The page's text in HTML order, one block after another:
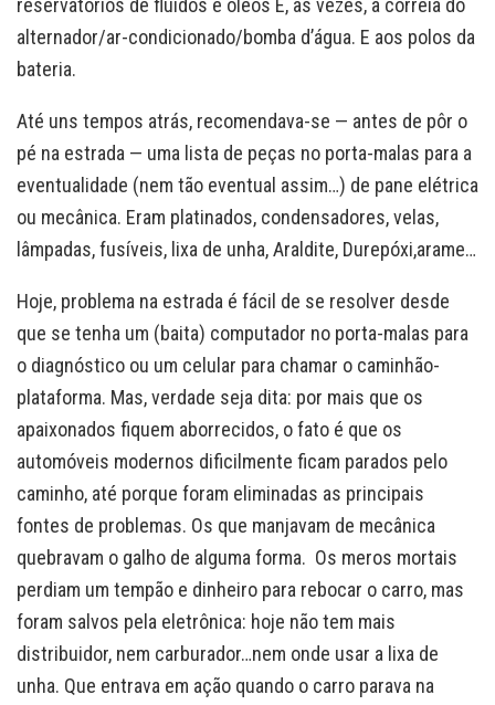
reservatórios de fluidos e óleos E, as vezes, à correia do
alternador/ar-condicionado/bomba d’água. E aos polos da
bateria.
Até uns tempos atrás, recomendava-se — antes de pôr o
pé na estrada — uma lista de peças no porta-malas para a
eventualidade (nem tão eventual assim…) de pane elétrica
ou mecânica. Eram platinados, condensadores, velas,
lâmpadas, fusíveis, lixa de unha, Araldite, Durepóxi,arame…
Hoje, problema na estrada é fácil de se resolver desde
que se tenha um (baita) computador no porta-malas para
o diagnóstico ou um celular para chamar o caminhão-
plataforma. Mas, verdade seja dita: por mais que os
apaixonados fiquem aborrecidos, o fato é que os
automóveis modernos dificilmente ficam parados pelo
caminho, até porque foram eliminadas as principais
fontes de problemas. Os que manjavam de mecânica
quebravam o galho de alguma forma. Os meros mortais
perdiam um tempão e dinheiro para rebocar o carro, mas
foram salvos pela eletrônica: hoje não tem mais
distribuidor, nem carburador…nem onde usar a lixa de
unha. Que entrava em ação quando o carro parava na